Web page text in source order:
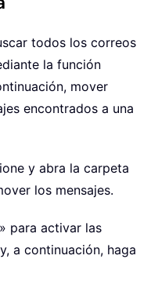
todos los correos
la función
mover
encontrados a una
y abra la carpeta
los mensajes.
para activar las
a continuación, haga